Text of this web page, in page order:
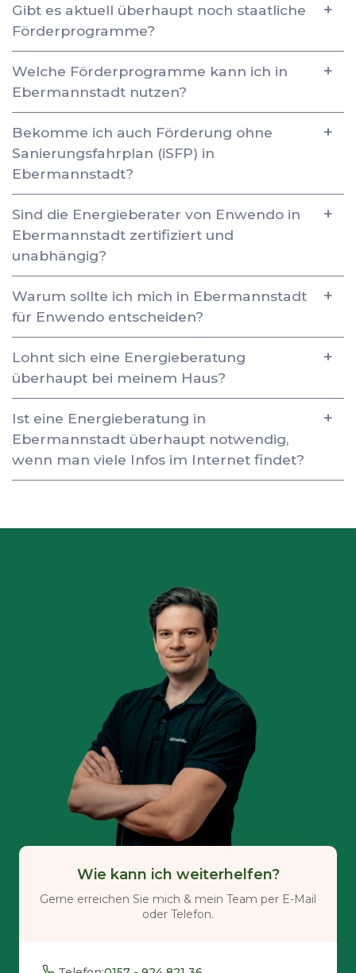
Gibt es aktuell überhaupt noch staatliche
Förderprogramme?
Welche Förderprogramme kann ich in
Ebermannstadt nutzen?
Bekomme ich auch Förderung ohne
Sanierungsfahrplan (iSFP) in
Ebermannstadt?
Sind die Energieberater von Enwendo in
Ebermannstadt zertifiziert und
unabhängig?
Warum sollte ich mich in Ebermannstadt
für Enwendo entscheiden?
Lohnt sich eine Energieberatung
überhaupt bei meinem Haus?
Ist eine Energieberatung in
Ebermannstadt überhaupt notwendig,
wenn man viele Infos im Internet findet?
Wie kann ich weiterhelfen?
Gerne erreichen Sie mich & mein Team per E-Mail
oder Telefon.